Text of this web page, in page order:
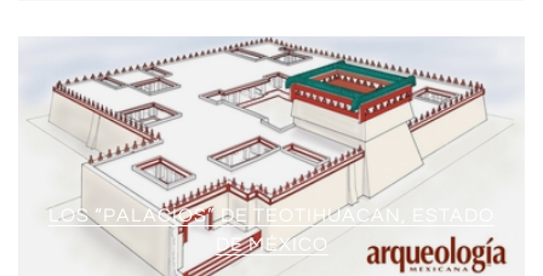
LOS “PALACIOS” DE TEOTIHUACAN, ESTADO
DE MÉXICO